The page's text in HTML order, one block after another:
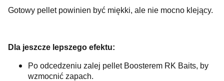
Gotowy pellet powinien być miękki, ale nie mocno klejący.
Dla jeszcze lepszego efektu:
Po odcedzeniu zalej pellet Boosterem RK Baits, by
wzmocnić zapach.